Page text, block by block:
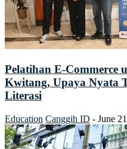
Pelatihan E-Commerce
Kwitang, Upaya Nyata
Literasi
Education Canggih ID - June